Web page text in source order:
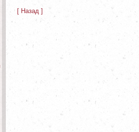
[ Назад ]